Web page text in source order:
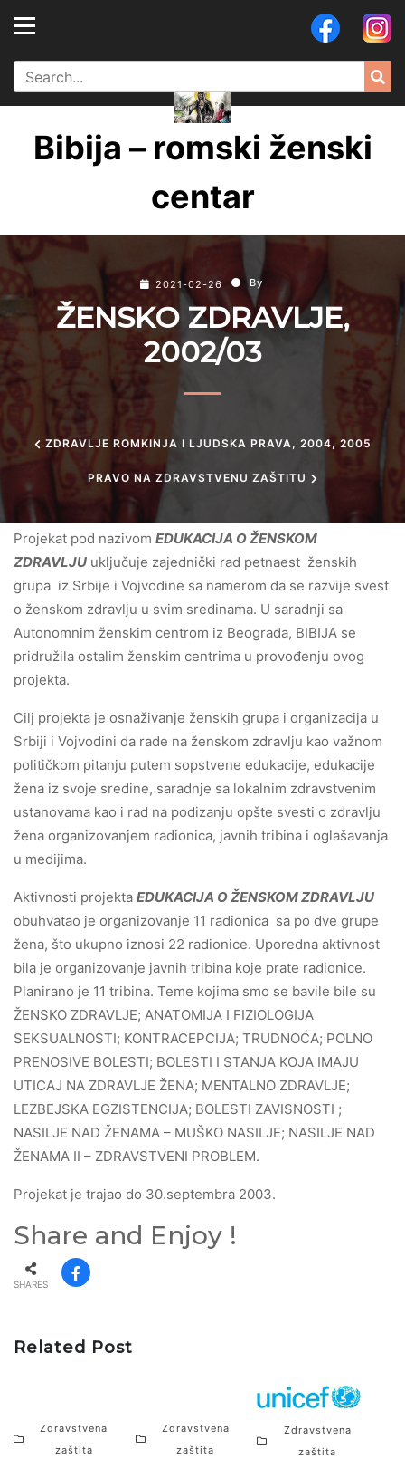
Search
for:
Bibija – romski ženski
centar
ZDRAVLJE ROMKINJA I LJUDSKA PRAVA, 2004, 2005
2021-02-26 By
ŽENSKO ZDRAVLJE,
2002/03
PRAVO NA ZDRAVSTVENU ZAŠTITU
Projekat pod nazivom EDUKACIJA O ŽENSKOM
ZDRAVLJU uključuje zajednički rad petnaest ženskih
grupa iz Srbije i Vojvodine sa namerom da se razvije svest
o ženskom zdravlju u svim sredinama. U saradnji sa
Autonomnim ženskim centrom iz Beograda, BIBIJA se
pridružila ostalim ženskim centrima u provođenju ovog
projekta.
Cilj projekta je osnaživanje ženskih grupa i organizacija u
Srbiji i Vojvodini da rade na ženskom zdravlju kao važnom
političkom pitanju putem sopstvene edukacije, edukacije
žena iz svoje sredine, saradnje sa lokalnim zdravstvenim
ustanovama kao i rad na podizanju opšte svesti o zdravlju
žena organizovanjem radionica, javnih tribina i oglašavanja
u medijima.
Aktivnosti projekta EDUKACIJA O ŽENSKOM ZDRAVLJU
obuhvatao je organizovanje 11 radionica sa po dve grupe
žena, što ukupno iznosi 22 radionice. Uporedna aktivnost
bila je organizovanje javnih tribina koje prate radionice.
Planirano je 11 tribina. Teme kojima smo se bavile bile su
ŽENSKO ZDRAVLJE; ANATOMIJA I FIZIOLOGIJA
SEKSUALNOSTI; KONTRACEPCIJA; TRUDNOĆA; POLNO
PRENOSIVE BOLESTI; BOLESTI I STANJA KOJA IMAJU
UTICAJ NA ZDRAVLJE ŽENA; MENTALNO ZDRAVLJE;
LEZBEJSKA EGZISTENCIJA; BOLESTI ZAVISNOSTI ;
NASILJE NAD ŽENAMA – MUŠKO NASILJE; NASILJE NAD
ŽENAMA II – ZDRAVSTVENI PROBLEM.
Projekat je trajao do 30.septembra 2003.
Share and Enjoy !
SHARES
Related Post
Zdravstvena
zaštita
Zdravstvena
zaštita
Zdravstvena
zaštita